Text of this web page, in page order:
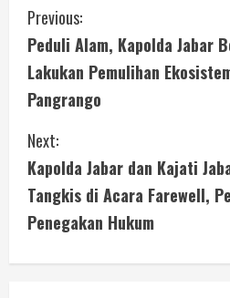
C
o
n
t
i
n
Previous:
Peduli Alam, Kapolda Jabar
Lakukan Pemulihan
Pangrango
Next:
Kapolda Jabar dan Kajati
Tangkis di Acara Farewell,
Penegakan Hukum